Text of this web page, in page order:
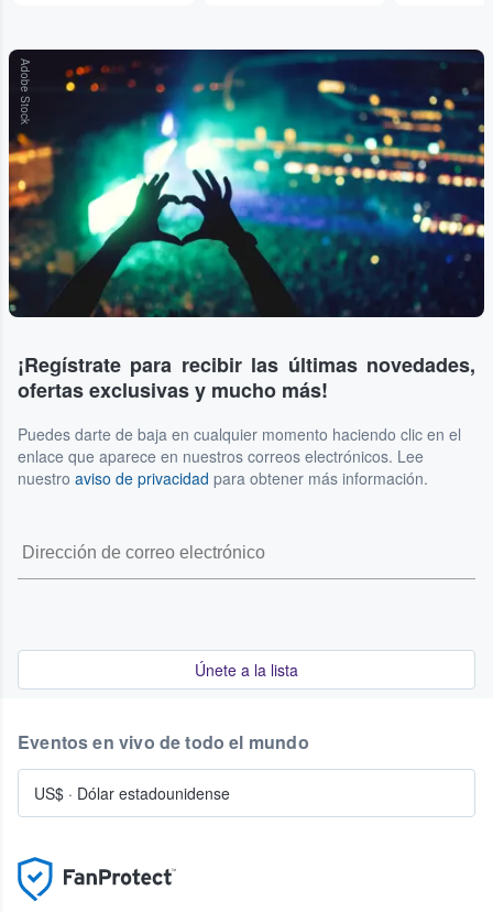
Adobe Stock
¡Regístrate para recibir las últimas novedades,
ofertas exclusivas y mucho más!
Puedes darte de baja en cualquier momento haciendo clic en el
enlace que aparece en nuestros correos electrónicos. Lee
nuestro aviso de privacidad para obtener más información.
Únete a la lista
Eventos en vivo de todo el mundo
US$ · Dólar estadounidense